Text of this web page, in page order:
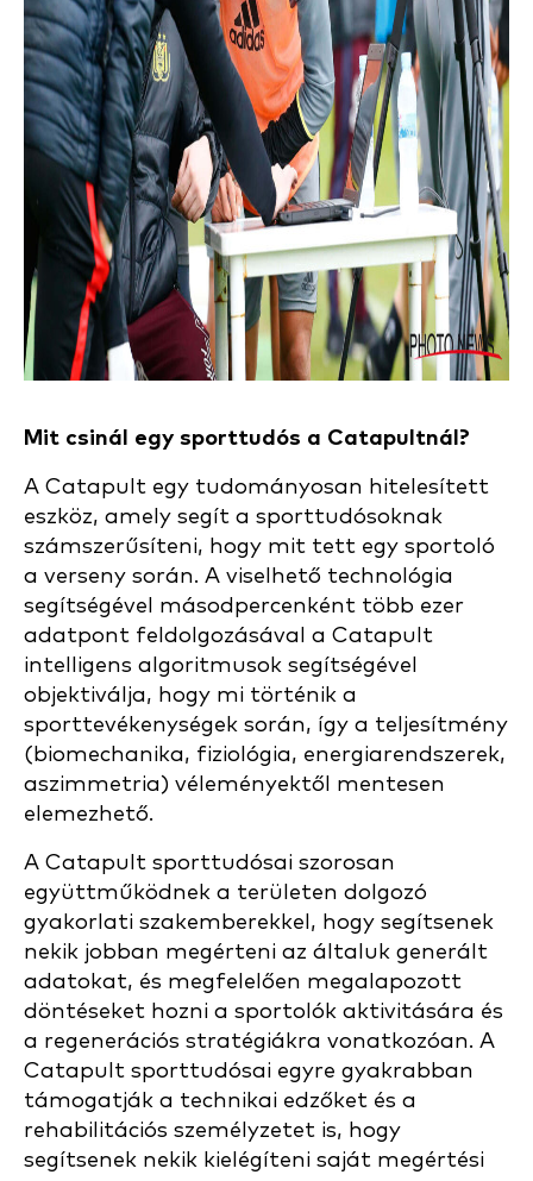
Mit csinál egy sporttudós a Catapultnál?
A Catapult egy tudományosan hitelesített
eszköz, amely segít a sporttudósoknak
számszerűsíteni, hogy mit tett egy sportoló
a verseny során. A viselhető technológia
segítségével másodpercenként több ezer
adatpont feldolgozásával a Catapult
intelligens algoritmusok segítségével
objektiválja, hogy mi történik a
sporttevékenységek során, így a teljesítmény
(biomechanika, fiziológia, energiarendszerek,
aszimmetria) véleményektől mentesen
elemezhető.
A Catapult sporttudósai szorosan
együttműködnek a területen dolgozó
gyakorlati szakemberekkel, hogy segítsenek
nekik jobban megérteni az általuk generált
adatokat, és megfelelően megalapozott
döntéseket hozni a sportolók aktivitására és
a regenerációs stratégiákra vonatkozóan. A
Catapult sporttudósai egyre gyakrabban
támogatják a technikai edzőket és a
rehabilitációs személyzetet is, hogy
segítsenek nekik kielégíteni saját megértési